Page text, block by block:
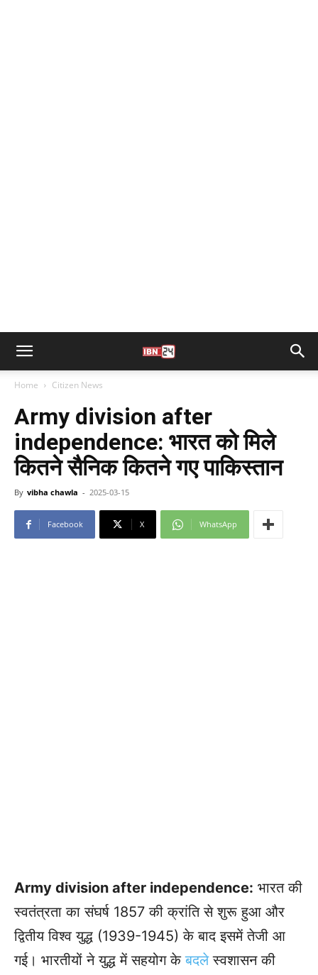
Home Citizen News
Army division after
independence: भारत को मिले
कितने सैनिक कितने गए पाकिस्तान
By vibha chawla - 2025-03-15
Facebook X WhatsApp
Army division after independence: भारत की
स्वतंत्रता का संघर्ष 1857 की क्रांति से शुरू हुआ और
द्वितीय विश्व युद्ध (1939-1945) के बाद इसमें तेजी आ
गई। भारतीयों ने युद्ध में सहयोग केबदलेस्वशासन की